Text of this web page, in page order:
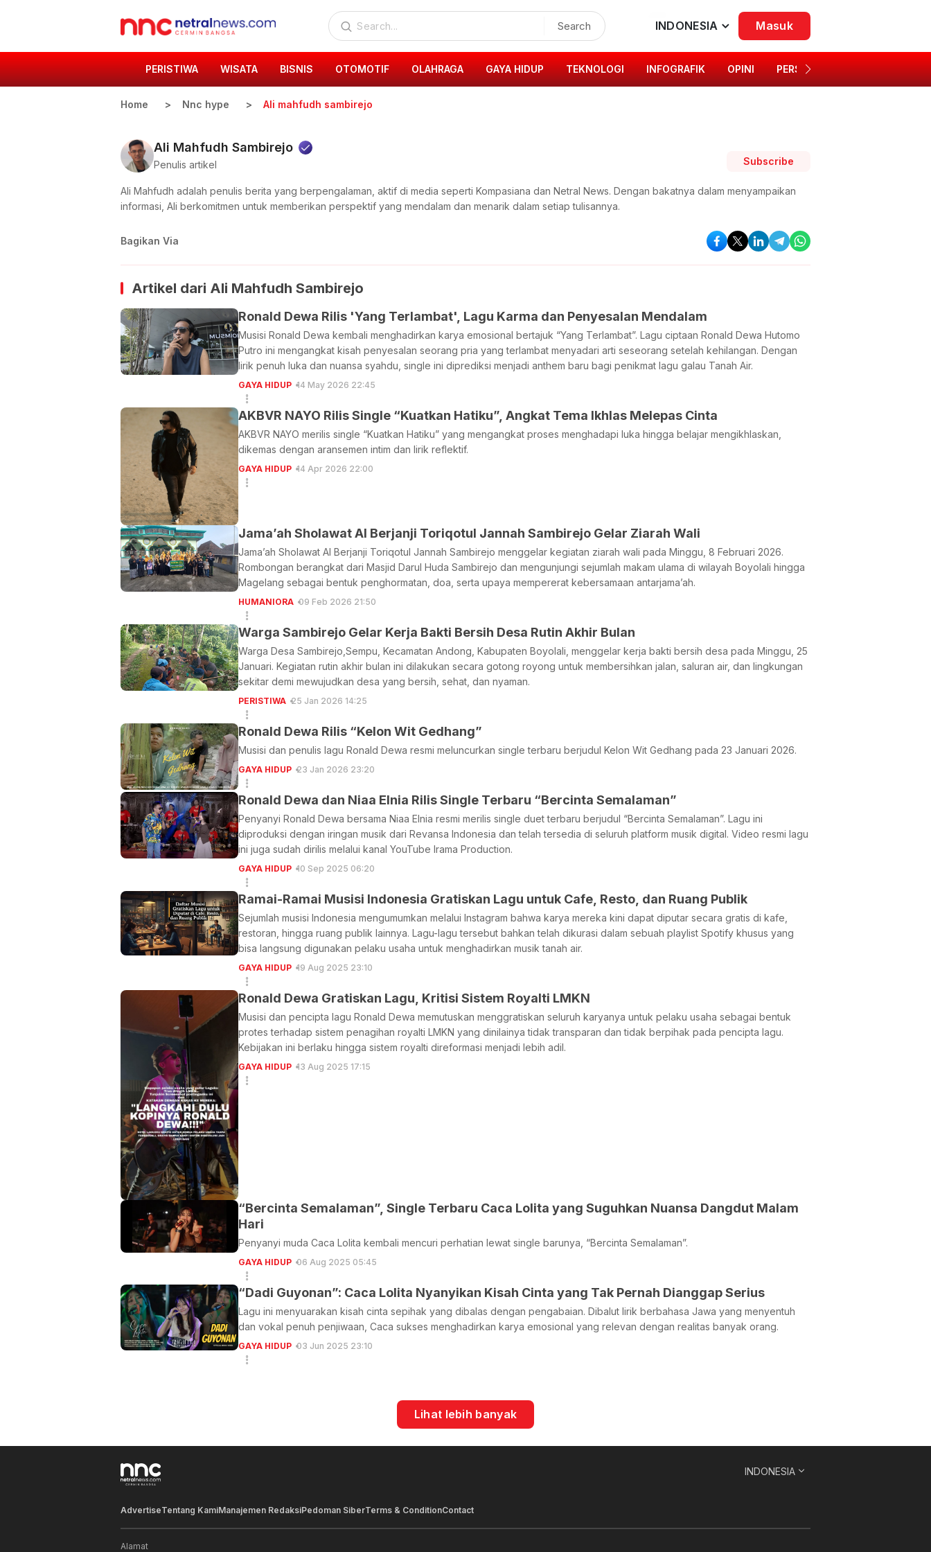
Search INDONESIA Masuk
PERISTIWA WISATA BISNIS OTOMOTIF OLAHRAGA GAYA HIDUP TEKNOLOGI INFOGRAFIK OPINI PERSONA
Home Nnc hype Ali mahfudh sambirejo
Ali Mahfudh Sambirejo
Penulis artikel Subscribe
Ali Mahfudh adalah penulis berita yang berpengalaman, aktif di media seperti Kompasiana dan Netral News. Dengan bakatnya dalam menyampaikan
informasi, Ali berkomitmen untuk memberikan perspektif yang mendalam dan menarik dalam setiap tulisannya.
Bagikan Via
Artikel dari Ali Mahfudh Sambirejo
Ronald Dewa Rilis 'Yang Terlambat', Lagu Karma dan Penyesalan Mendalam
Musisi Ronald Dewa kembali menghadirkan karya emosional bertajuk “Yang Terlambat”. Lagu ciptaan Ronald Dewa Hutomo
Putro ini mengangkat kisah penyesalan seorang pria yang terlambat menyadari arti seseorang setelah kehilangan. Dengan
lirik penuh luka dan nuansa syahdu, single ini diprediksi menjadi anthem baru bagi penikmat lagu galau Tanah Air.
GAYA HIDUP 14 May 2026 22:45
AKBVR NAYO Rilis Single “Kuatkan Hatiku”, Angkat Tema Ikhlas Melepas Cinta
AKBVR NAYO merilis single “Kuatkan Hatiku” yang mengangkat proses menghadapi luka hingga belajar mengikhlaskan,
dikemas dengan aransemen intim dan lirik reflektif.
GAYA HIDUP 14 Apr 2026 22:00
Jama’ah Sholawat Al Berjanji Toriqotul Jannah Sambirejo Gelar Ziarah Wali
Jama’ah Sholawat Al Berjanji Toriqotul Jannah Sambirejo menggelar kegiatan ziarah wali pada Minggu, 8 Februari 2026.
Rombongan berangkat dari Masjid Darul Huda Sambirejo dan mengunjungi sejumlah makam ulama di wilayah Boyolali hingga
Magelang sebagai bentuk penghormatan, doa, serta upaya mempererat kebersamaan antarjama’ah.
HUMANIORA 09 Feb 2026 21:50
Warga Sambirejo Gelar Kerja Bakti Bersih Desa Rutin Akhir Bulan
Warga Desa Sambirejo,Sempu, Kecamatan Andong, Kabupaten Boyolali, menggelar kerja bakti bersih desa pada Minggu, 25
Januari. Kegiatan rutin akhir bulan ini dilakukan secara gotong royong untuk membersihkan jalan, saluran air, dan lingkungan
sekitar demi mewujudkan desa yang bersih, sehat, dan nyaman.
PERISTIWA 25 Jan 2026 14:25
Ronald Dewa Rilis “Kelon Wit Gedhang”
Musisi dan penulis lagu Ronald Dewa resmi meluncurkan single terbaru berjudul Kelon Wit Gedhang pada 23 Januari 2026.
GAYA HIDUP 23 Jan 2026 23:20
Ronald Dewa dan Niaa Elnia Rilis Single Terbaru “Bercinta Semalaman”
Penyanyi Ronald Dewa bersama Niaa Elnia resmi merilis single duet terbaru berjudul “Bercinta Semalaman”. Lagu ini
diproduksi dengan iringan musik dari Revansa Indonesia dan telah tersedia di seluruh platform musik digital. Video resmi lagu
ini juga sudah dirilis melalui kanal YouTube Irama Production.
GAYA HIDUP 10 Sep 2025 06:20
Ramai-Ramai Musisi Indonesia Gratiskan Lagu untuk Cafe, Resto, dan Ruang Publik
Sejumlah musisi Indonesia mengumumkan melalui Instagram bahwa karya mereka kini dapat diputar secara gratis di kafe,
restoran, hingga ruang publik lainnya. Lagu-lagu tersebut bahkan telah dikurasi dalam sebuah playlist Spotify khusus yang
bisa langsung digunakan pelaku usaha untuk menghadirkan musik tanah air.
GAYA HIDUP 19 Aug 2025 23:10
Ronald Dewa Gratiskan Lagu, Kritisi Sistem Royalti LMKN
Musisi dan pencipta lagu Ronald Dewa memutuskan menggratiskan seluruh karyanya untuk pelaku usaha sebagai bentuk
protes terhadap sistem penagihan royalti LMKN yang dinilainya tidak transparan dan tidak berpihak pada pencipta lagu.
Kebijakan ini berlaku hingga sistem royalti direformasi menjadi lebih adil.
GAYA HIDUP 13 Aug 2025 17:15
“Bercinta Semalaman”, Single Terbaru Caca Lolita yang Suguhkan Nuansa Dangdut Malam
Hari
Penyanyi muda Caca Lolita kembali mencuri perhatian lewat single barunya, “Bercinta Semalaman”.
GAYA HIDUP 06 Aug 2025 05:45
“Dadi Guyonan”: Caca Lolita Nyanyikan Kisah Cinta yang Tak Pernah Dianggap Serius
Lagu ini menyuarakan kisah cinta sepihak yang dibalas dengan pengabaian. Dibalut lirik berbahasa Jawa yang menyentuh
dan vokal penuh penjiwaan, Caca sukses menghadirkan karya emosional yang relevan dengan realitas banyak orang.
GAYA HIDUP 03 Jun 2025 23:10
Lihat lebih banyak
INDONESIA
AdvertiseTentang KamiManajemen RedaksiPedoman SiberTerms & ConditionContact
Alamat